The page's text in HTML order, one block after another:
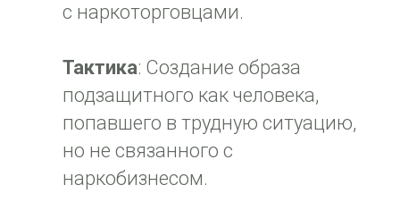
с наркоторговцами.
Тактика: Создание образа
подзащитного как человека,
попавшего в трудную ситуацию,
но не связанного с
наркобизнесом.